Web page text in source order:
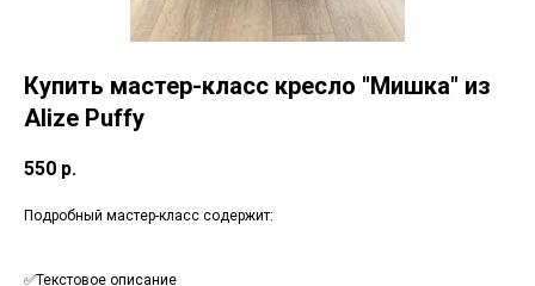
Купить мастер-класс кресло "Мишка" из
Alize Puffy
550 р.
Подробный мастер-класс содержит:
✅Текстовое описание